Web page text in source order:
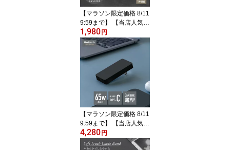
送料無料 【Web限定モデ
ル】
【マラソン限定価格 8/11
9:59まで】 【当店人気N
o.1商品】 片引き 巻取り
式 Type-C to C 充電ケー
ブル Katamaki PD60W 1
20cm スタンド付属 充電
データ通信対応 ブラック
ホワイト 1年保証 送料無
料 【Web限定モデル】
1,980円
【マラソン限定価格 8/11
9:59まで】 【当店人気商
品】 超 薄型 AC充電器 P
D65W Type-C×1ポート
4,280円